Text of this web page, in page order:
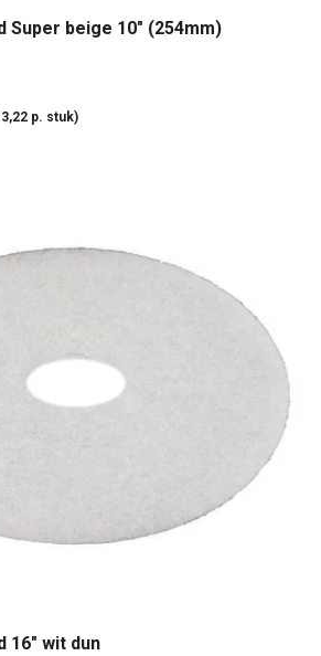
Super beige 10" (254mm)
p. stuk)
16" wit dun